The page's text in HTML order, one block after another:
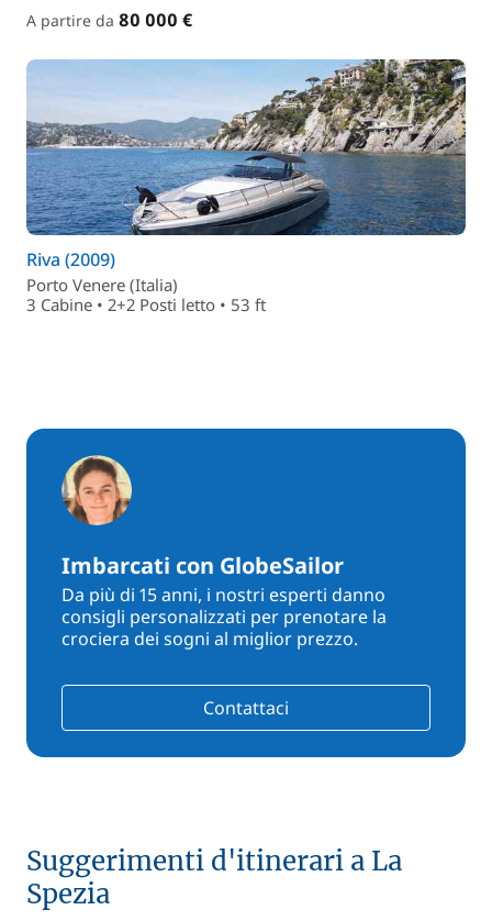
A partire da 80 000 €
Riva (2009)
Porto Venere (Italia)
3 Cabine • 2+2 Posti letto • 53 ft
Imbarcati con GlobeSailor
Da più di 15 anni, i nostri esperti danno
consigli personalizzati per prenotare la
crociera dei sogni al miglior prezzo.
Contattaci
Suggerimenti d'itinerari a La
Spezia